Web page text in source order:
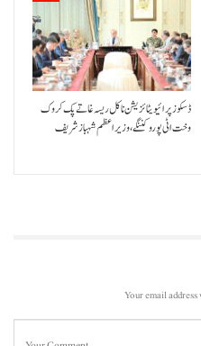
ڈسکوز پرائیویٹائزیشن نا کل ریسہ غاتے پک کروک
وخت اٹی پورو کننگے ،وزیراعظم شہباز شریف
Your email